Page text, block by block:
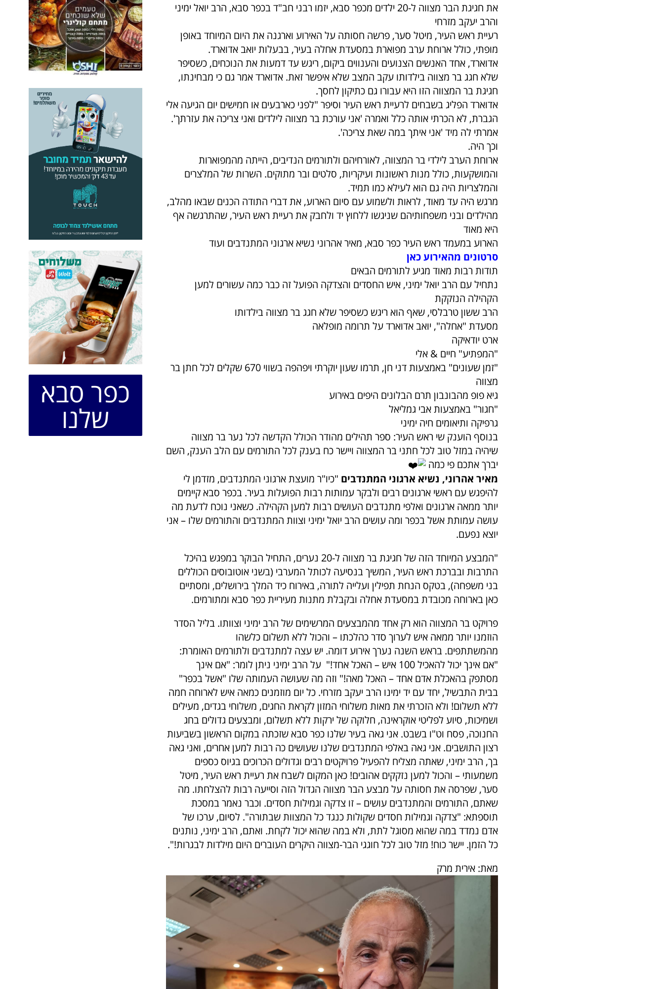
את חגיגת הבר מצווה ל-20 ילדים מכפר סבא, יזמו רבני חב"ד בכפר סבא, הרב יואל ימיני
והרב יעקב מזרחי
רעיית ראש העיר, מיטל סער, פרשה חסותה על האירוע וארגנה את היום המיוחד באופן
מופתי, כולל ארוחת ערב מפוארת במסעדת אחלה בעיר, בבעלות יואב אדוארד.
אדוארד, אחד האנשים הצנועים והענווים ביקום, ריגש עד דמעות את הנוכחים, כשסיפר
שלא חגג בר מצווה בילדותו עקב המצב שלא איפשר זאת. אדוארד אמר גם כי מבחינתו,
חגיגת בר המצווה הזו היא עבורו גם כתיקון לחסך.
אדוארד הפליג בשבחים לרעיית ראש העיר וסיפר "לפני כארבעים או חמישים יום הגיעה אלי
הגברת, לא הכרתי אותה כלל ואמרה 'אני עורכת בר מצווה לילדים ואני צריכה את עזרתך'.
אמרתי לה מיד 'אני איתך במה שאת צריכה'.
וכך היה.
ארוחת הערב לילדי בר המצווה, לאורחיהם ולתורמים הנדיבים, הייתה מהמפוארות
והמושקעות, כולל מנות ראשונות ועיקריות, סלטים ובר מתוקים. השרות של המלצרים
והמלצריות היה גם הוא לעילא כמו תמיד.
מרגש היה עד מאוד, לראות ולשמוע עם סיום הארוע, את דברי התודה הכנים שבאו מהלב,
מהילדים ובני משפחותיהם שניגשו ללחוץ יד ולחבק את רעיית ראש העיר, שהתרגשה אף
היא מאוד
הארוע במעמד ראש העיר כפר סבא, מאיר אהרוני נשיא ארגוני המתנדבים ועוד
סרטונים מהאירוע כאן
תודות רבות מאוד מגיע לתורמים הבאים
נתחיל עם הרב יואל ימיני, איש החסדים והצדקה הפועל זה כבר כמה עשורים למען
הקהילה הנזקקת
הרב ששון טרבלסי, שאף הוא ריגש כשסיפר שלא חגג בר מצווה בילדותו
מסעדת "אחלה", יואב אדוארד על תרומה מופלאה
ארט יודאיקה
"המפתיע" חיים & אלי
"זמן שעונים" באמצעות דני חן, תרמו שעון יוקרתי ויפהפה בשווי 670 שקלים לכל חתן בר
מצווה
גיא פופ מהבונבון תרם הבלונים היפים באירוע
"חגור" באמצעות אבי גמליאל
גרפיקה ותיאומים חיה ימיני
בנוסף הוענק שי ראש העיר: ספר תהילים מהודר הכולל הקדשה לכל נער בר מצווה
שיהיה במזל טוב לכל חתני בר המצווה ויישר כח בענק לכל התורמים עם הלב הענק, השם
יברך אתכם פי כמה
מאיר אהרוני, נשיא ארגוני המתנדבים "כיו"ר מועצת ארגוני המתנדבים, מזדמן לי
להיפגש עם ראשי ארגונים רבים ולבקר עמותות רבות הפועלות בעיר. בכפר סבא קיימים
יותר ממאה ארגונים ואלפי מתנדבים העושים רבות למען הקהילה. כשאני נוכח לדעת מה
עושה עמותת אשל בכפר ומה עושים הרב יואל ימיני וצוות המתנדבים והתורמים שלו – אני
יוצא נפעם.
"המבצע המיוחד הזה של חגיגת בר מצווה ל-20 נערים, התחיל הבוקר במפגש בהיכל
התרבות ובברכת ראש העיר, המשיך בנסיעה לכותל המערבי (בשני אוטובוסים הכוללים
בני משפחה), בטקס הנחת תפילין ועלייה לתורה, באירוח כיד המלך בירושלים, ומסתיים
כאן בארוחה מכובדת במסעדת אחלה ובקבלת מתנות מעיריית כפר סבא ומתורמים.
פרויקט בר המצווה הוא רק אחד מהמבצעים המרשימים של הרב ימיני וצוותו. בליל הסדר
הוזמנו יותר ממאה איש לערוך סדר כהלכתו – והכול ללא תשלום כלשהו
מהמשתתפים. בראש השנה נערך אירוע דומה. יש עצה למתנדבים ולתורמים האומרת:
"אם אינך יכול להאכיל 100 איש – האכל אחד!"
על הרב ימיני ניתן לומר: "אם אינך
מסתפק בהאכלת אדם אחד – האכל מאה!" וזה מה שעושה העמותה שלו "אשל בכפר"
בבית התבשיל, יחד עם יד ימינו הרב יעקב מזרחי. כל יום מוזמנים כמאה איש לארוחה חמה
ללא תשלום! ולא הזכרתי את מאות משלוחי המזון לקראת החגים, משלוחי בגדים, מעילים
ושמיכות, סיוע לפליטי אוקראינה, חלוקה של ירקות ללא תשלום, ומבצעים גדולים בחג
החנוכה, פסח וט"ו בשבט. אני גאה בעיר שלנו כפר סבא שזכתה במקום הראשון בשביעות
רצון התושבים. אני גאה באלפי המתנדבים שלנו שעושים כה רבות למען אחרים, ואני גאה
בך, הרב ימיני, שאתה מצליח להפעיל פרויקטים רבים וגדולים הכרוכים בגיוס כספים
משמעותי – והכול למען נזקקים אהובים! כאן המקום לשבח את רעיית ראש העיר, מיטל
סער, שפרסה את חסותה על מבצע הבר מצווה הגדול הזה וסייעה רבות להצלחתו. מה
שאתם, התורמים והמתנדבים עושים – זו צדקה וגמילות חסדים. וכבר נאמר במסכת
תוספתא: "צדקה וגמילות חסדים שקולות כנגד כל המצוות שבתורה". לסיום, ערכו של
אדם נמדד במה שהוא מסוגל לתת, ולא במה שהוא יכול לקחת. ואתם, הרב ימיני, נותנים
כל הזמן. יישר כוח! מזל טוב לכל חוגגי הבר-מצווה היקרים העוברים היום מילדות לבגרות!".
מאת: אירית מרק
כפר סבא
שלנו